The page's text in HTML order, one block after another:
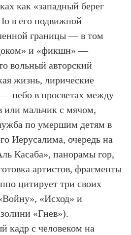
как «западный берег
в его подвижной
границы — в том
и «фикшн» —
вольный авторский
жизнь, лирические
небо в просветах между
мальчик с мячом,
по умершим детям в
Иерусалима, очередь на
Касаба», панорамы гор,
артистов, фрагменты
цитирует три своих
«Исход» и
«Гнев»).
кадр с человеком на